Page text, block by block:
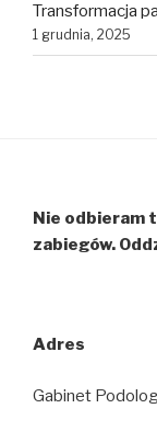
Transformacja
1 grudnia, 2025
Nie odbieram
zabiegów.
Adres
Gabinet